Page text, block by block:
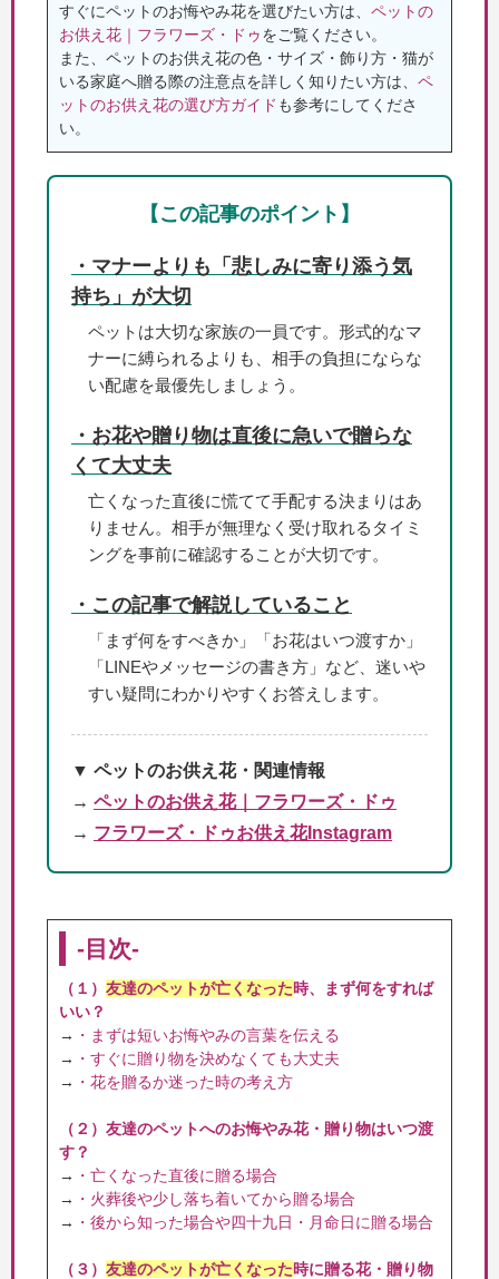
すぐにペットのお悔やみ花を選びたい方は、 ペットの
お供え花｜フラワーズ・ドゥをご覧ください。
また、ペットのお供え花の色・サイズ・飾り方・猫が
いる家庭へ贈る際の注意点を詳しく知りたい方は、 ペ
ットのお供え花の選び方ガイド も参考にしてくださ
い。
【この記事のポイント】
・マナーよりも「悲しみに寄り添う気
持ち」が大切
ペットは大切な家族の一員です。形式的なマ
ナーに縛られるよりも、相手の負担にならな
い配慮を最優先しましょう。
・お花や贈り物は直後に急いで贈らな
くて大丈夫
亡くなった直後に慌てて手配する決まりはあ
りません。相手が無理なく受け取れるタイミ
ングを事前に確認することが大切です。
・この記事で解説していること
「まず何をすべきか」「お花はいつ渡すか」
「LINEやメッセージの書き方」など、迷いや
すい疑問にわかりやすくお答えします。
▼ ペットのお供え花・関連情報
→ ペットのお供え花｜フラワーズ・ドゥ
→ フラワーズ・ドゥお供え花Instagram
-目次-
（１） 友達のペットが亡くなった時、まず何をすれば
いい？
→ ・まずは短いお悔やみの言葉を伝える
→ ・すぐに贈り物を決めなくても大丈夫
→ ・花を贈るか迷った時の考え方
（２）友達のペットへのお悔やみ花・贈り物はいつ渡
す？
→ ・亡くなった直後に贈る場合
→ ・火葬後や少し落ち着いてから贈る場合
→ ・後から知った場合や四十九日・月命日に贈る場合
（３） 友達のペットが亡くなった時に贈る花・贈り物